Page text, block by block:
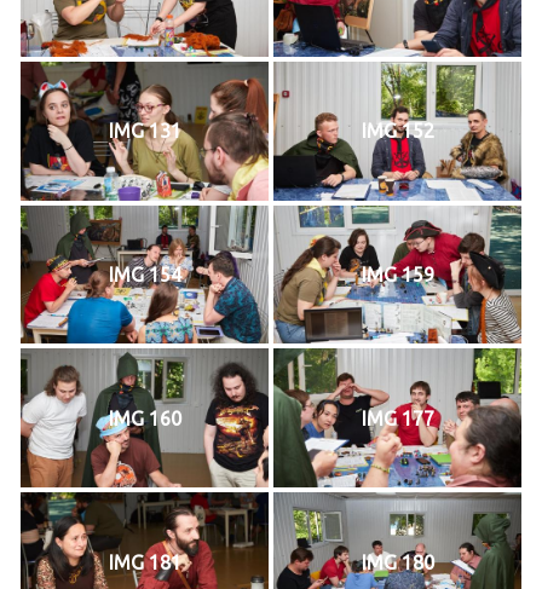
IMG 131 IMG 152
IMG 154 IMG 159
IMG 160 IMG 177
IMG 181 IMG 180